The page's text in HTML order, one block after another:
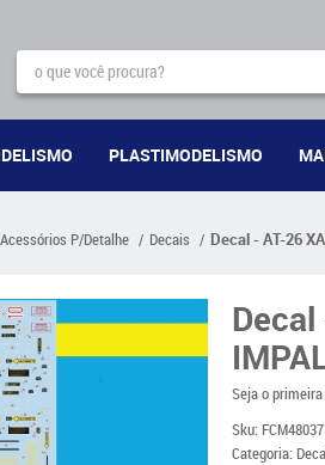
PLASTIMODELISMO
Acessórios P/Detalhe Decais Decal - AT-26
Decal
Seja o
Sku: FCM48037
Categoria: